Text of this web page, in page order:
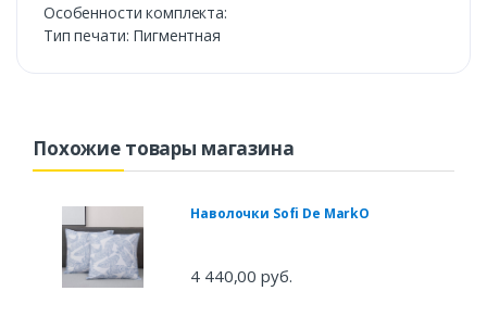
Особенности комплекта:
Тип печати: Пигментная
Похожие товары магазина
Наволочки Sofi De MarkO
4 440,00 руб.